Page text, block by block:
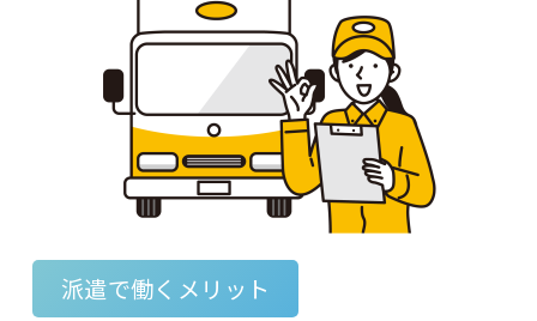
派遣で働くメリット